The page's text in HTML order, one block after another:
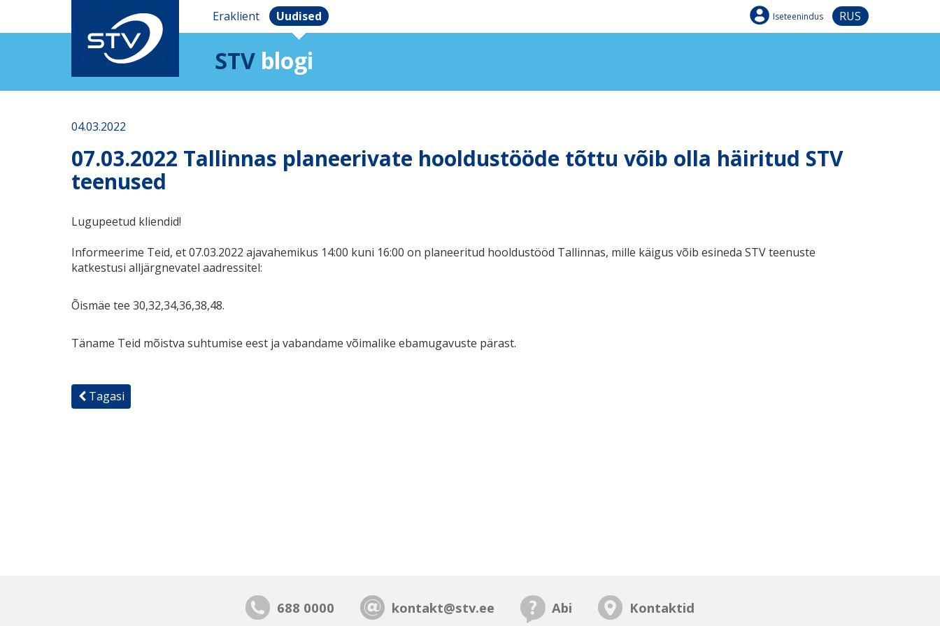
Eraklient Uudised Iseteenindus RUS
STV blogi
04.03.2022
07.03.2022 Tallinnas planeerivate hooldustööde tõttu võib olla häiritud STV
teenused
Lugupeetud kliendid!
Informeerime Teid, et 07.03.2022 ajavahemikus 14:00 kuni 16:00 on planeeritud hooldustööd Tallinnas, mille käigus võib esineda STV teenuste
katkestusi alljärgnevatel aadressitel:
Õismäe tee 30,32,34,36,38,48.
Täname Teid mõistva suhtumise eest ja vabandame võimalike ebamugavuste pärast.
Tagasi
688 0000 kontakt@stv.ee Abi Kontaktid